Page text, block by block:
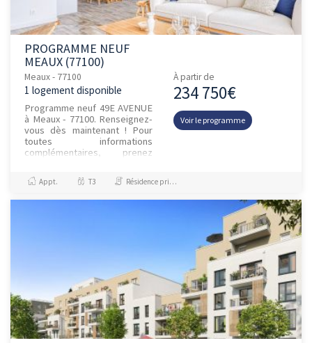
PROGRAMME NEUF
MEAUX (77100)
Meaux - 77100
1 logement disponible
Programme neuf 49E AVENUE
à Meaux - 77100. Renseignez-
vous dès maintenant ! Pour
toutes informations
complémentaires, prenez
À partir de
234 750€
Voir le programme
Appt. T3 Résidence principale / PTZ